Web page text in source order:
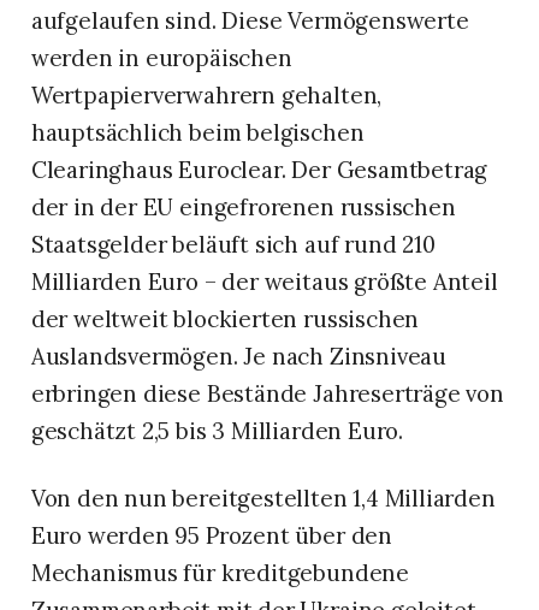
aufgelaufen sind. Diese Vermögenswerte
werden in europäischen
Wertpapierverwahrern gehalten,
hauptsächlich beim belgischen
Clearinghaus Euroclear. Der Gesamtbetrag
der in der EU eingefrorenen russischen
Staatsgelder beläuft sich auf rund 210
Milliarden Euro – der weitaus größte Anteil
der weltweit blockierten russischen
Auslandsvermögen. Je nach Zinsniveau
erbringen diese Bestände Jahreserträge von
geschätzt 2,5 bis 3 Milliarden Euro.
Von den nun bereitgestellten 1,4 Milliarden
Euro werden 95 Prozent über den
Mechanismus für kreditgebundene